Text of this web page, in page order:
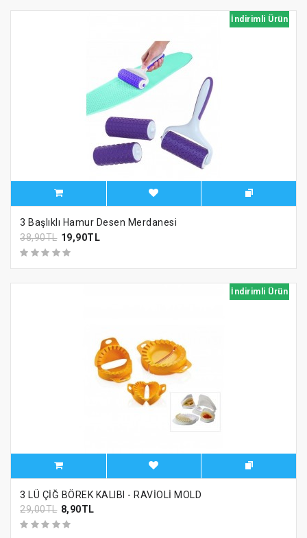
İndirimli Ürün
3 Başlıklı Hamur Desen Merdanesi
38,90TL 19,90TL
İndirimli Ürün
3 LÜ ÇİĞ BÖREK KALIBI - RAVİOLİ MOLD
29,00TL 8,90TL